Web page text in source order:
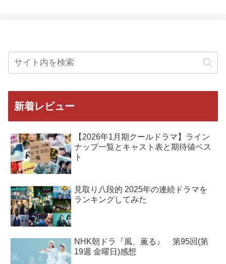
新着レビュー
【2026年1月期クールドラマ】ライン
ナップ一覧とキャスト表と期待値ベス
ト
見取り八段的 2025年の連続ドラマを
ランキングしてみた
NHK朝ドラ『風、薫る』 第95回(第
19週 金曜日)感想